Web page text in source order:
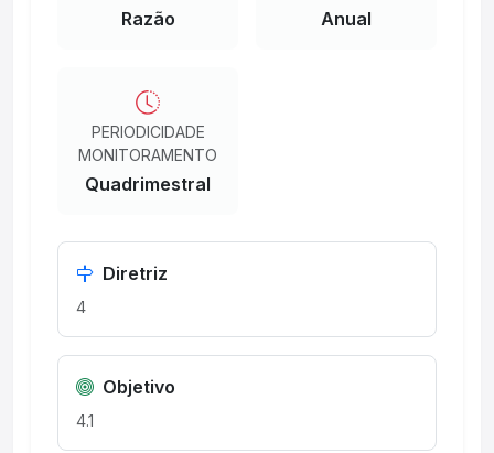
Razão Anual
PERIODICIDADE
MONITORAMENTO
Quadrimestral
Diretriz
4
Objetivo
4.1